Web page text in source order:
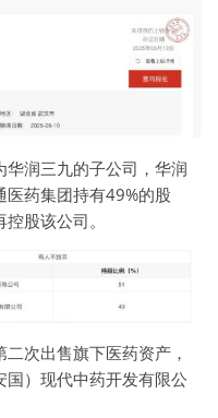
润三九的子公司，华润
医药集团持有49%的股
股该公司。
次出售旗下医药资产，
）现代中药开发有限公